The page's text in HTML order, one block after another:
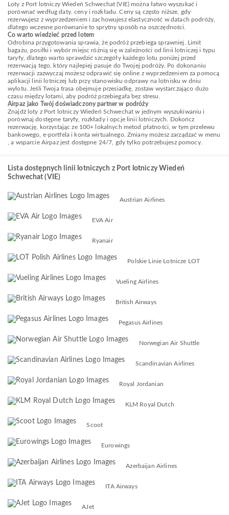
Loty z Port lotniczy Wiedeń Schwechat (VIE) można łatwo wyszukać i
porównać według daty, ceny i rozkładu. Ceny są często niższe, gdy
rezerwujesz z wyprzedzeniem i zachowujesz elastyczność w datach podróży,
dlatego wczesne porównanie to sprytny sposób na oszczędności.
Co warto wiedzieć przed lotem
Odrobina przygotowania sprawia, że podróż przebiega sprawniej. Limit
bagażu, posiłki i wybór miejsc różnią się w zależności od linii lotniczej i typu
taryfy, dlatego warto sprawdzić szczegóły każdego lotu poniżej przed
rezerwacją tego, który najlepiej pasuje do Twojej podróży. Po dokonaniu
rezerwacji zazwyczaj możesz odprawić się online z wyprzedzeniem za pomocą
aplikacji linii lotniczej lub przy stanowisku odprawy na lotnisku w dniu
wylotu. Jeśli Twoja trasa obejmuje przesiadkę, zostaw wystarczająco dużo
czasu między lotami, aby podróż przebiegała bez stresu.
Airpaz jako Twój doświadczony partner w podróży
Znajdź loty z Port lotniczy Wiedeń Schwechat w jednym wyszukiwaniu i
porównaj dostępne taryfy, rozkłady i opcje linii lotniczych. Dokończ
rezerwację, korzystając ze 100+ lokalnych metod płatności, w tym przelewu
bankowego, e-portfela i konta wirtualnego. Zmiany możesz zarządzać w menu
, a wsparcie Airpaz jest dostępne 24/7, gdy tylko potrzebujesz pomocy.
Lista dostępnych linii lotniczych z Port lotniczy Wiedeń
Schwechat (VIE)
Austrian Airlines
EVA Air
Ryanair
Polskie Linie Lotnicze LOT
Vueling Airlines
British Airways
Pegasus Airlines
Norwegian Air Shuttle
Scandinavian Airlines
Royal Jordanian
KLM Royal Dutch
Scoot
Eurowings
Azerbaijan Airlines
ITA Airways
AJet